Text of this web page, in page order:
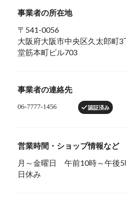
事業者の所在地
〒541-0056
大阪府大阪市中央区久太郎町
堂筋本町ビル703
事業者の連絡先
認証済み
営業時間・ショップ情報など
月～金曜日 午前10時～午後
日休み